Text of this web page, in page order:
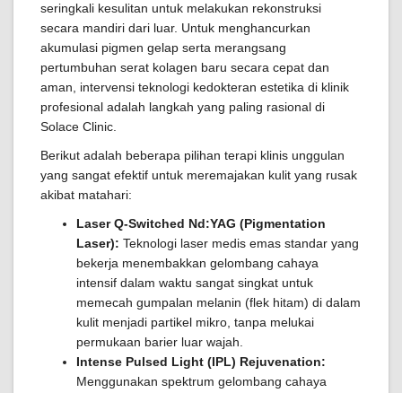
seringkali kesulitan untuk melakukan rekonstruksi
secara mandiri dari luar. Untuk menghancurkan
akumulasi pigmen gelap serta merangsang
pertumbuhan serat kolagen baru secara cepat dan
aman, intervensi teknologi kedokteran estetika di klinik
profesional adalah langkah yang paling rasional di
Solace Clinic.
Berikut adalah beberapa pilihan terapi klinis unggulan
yang sangat efektif untuk meremajakan kulit yang rusak
akibat matahari:
Laser Q-Switched Nd:YAG (Pigmentation
Laser): Teknologi laser medis emas standar yang
bekerja menembakkan gelombang cahaya
intensif dalam waktu sangat singkat untuk
memecah gumpalan melanin (flek hitam) di dalam
kulit menjadi partikel mikro, tanpa melukai
permukaan barier luar wajah.
Intense Pulsed Light (IPL) Rejuvenation:
Menggunakan spektrum gelombang cahaya